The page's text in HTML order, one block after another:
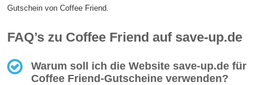
Gutschein von Coffee Friend.
FAQ’s zu Coffee Friend auf save-up.de
Warum soll ich die Website save-up.de für
Coffee Friend-Gutscheine verwenden?